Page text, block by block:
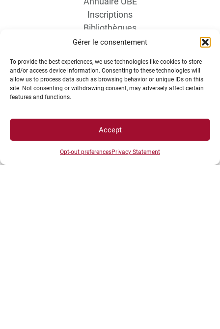
Gérer le consentement
To provide the best experiences, we use technologies like cookies to store
and/or access device information. Consenting to these technologies will
allow us to process data such as browsing behavior or unique IDs on this
site. Not consenting or withdrawing consent, may adversely affect certain
features and functions.
Accept
Opt-out preferencesPrivacy Statement
Inscriptions
Bibliothèques
Plan d’accès
Recrutement
Actualités
Boutique